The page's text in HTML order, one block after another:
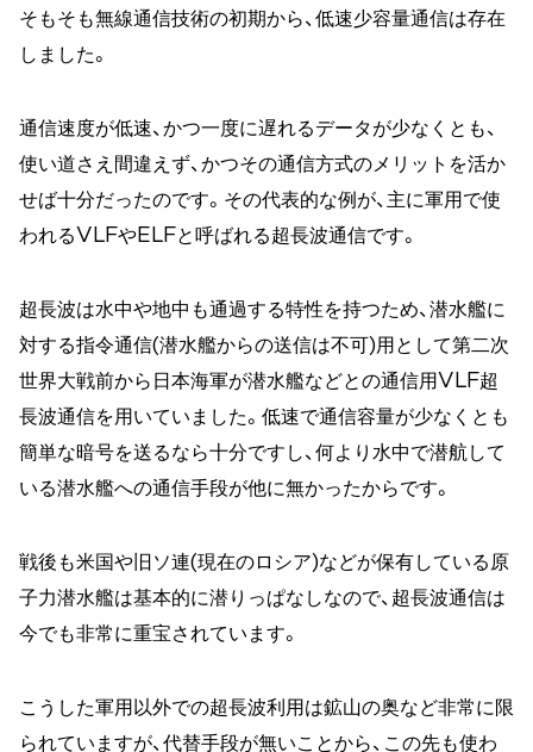
そもそも無線通信技術の初期から、低速少容量通信は存在
しました。
通信速度が低速、かつ一度に遅れるデータが少なくとも、
使い道さえ間違えず、かつその通信方式のメリットを活か
せば十分だったのです。その代表的な例が、主に軍用で使
われるVLFやELFと呼ばれる超長波通信です。
超長波は水中や地中も通過する特性を持つため、潜水艦に
対する指令通信(潜水艦からの送信は不可)用として第二次
世界大戦前から日本海軍が潜水艦などとの通信用VLF超
長波通信を用いていました。低速で通信容量が少なくとも
簡単な暗号を送るなら十分ですし、何より水中で潜航して
いる潜水艦への通信手段が他に無かったからです。
戦後も米国や旧ソ連(現在のロシア)などが保有している原
子力潜水艦は基本的に潜りっぱなしなので、超長波通信は
今でも非常に重宝されています。
こうした軍用以外での超長波利用は鉱山の奥など非常に限
られていますが、代替手段が無いことから、この先も使わ